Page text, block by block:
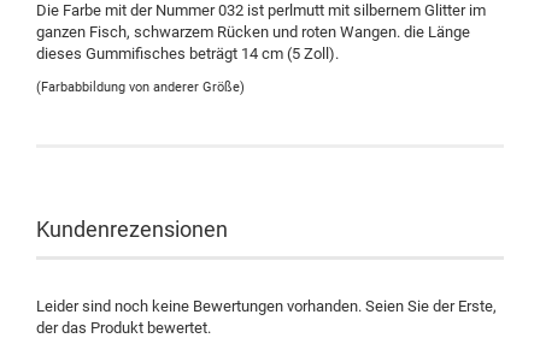
Die Farbe mit der Nummer 032 ist perlmutt mit silbernem Glitter im
ganzen Fisch, schwarzem Rücken und roten Wangen. die Länge
dieses Gummifisches beträgt 14 cm (5 Zoll).
(Farbabbildung von anderer Größe)
Kundenrezensionen
Leider sind noch keine Bewertungen vorhanden. Seien Sie der Erste,
der das Produkt bewertet.